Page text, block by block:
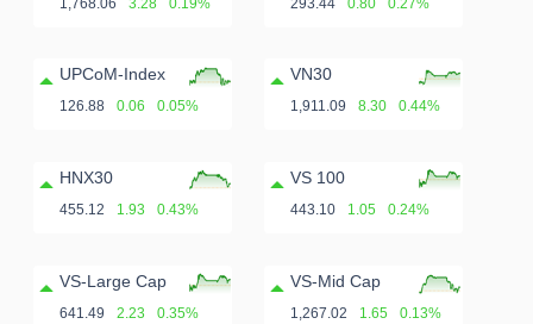
UPCoM-Index
126.88 0.06 0.05%
VN30
1,911.09 8.30 0.44%
HNX30
455.12 1.93 0.43%
VS 100
443.10 1.05 0.24%
VS-Large Cap
641.49 2.23 0.35%
VS-Mid Cap
1,267.02 1.65 0.13%